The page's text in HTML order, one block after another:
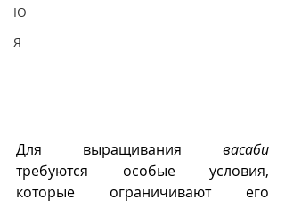
Ю
Я
Для выращивания васаби
требуются особые условия,
которые ограничивают его